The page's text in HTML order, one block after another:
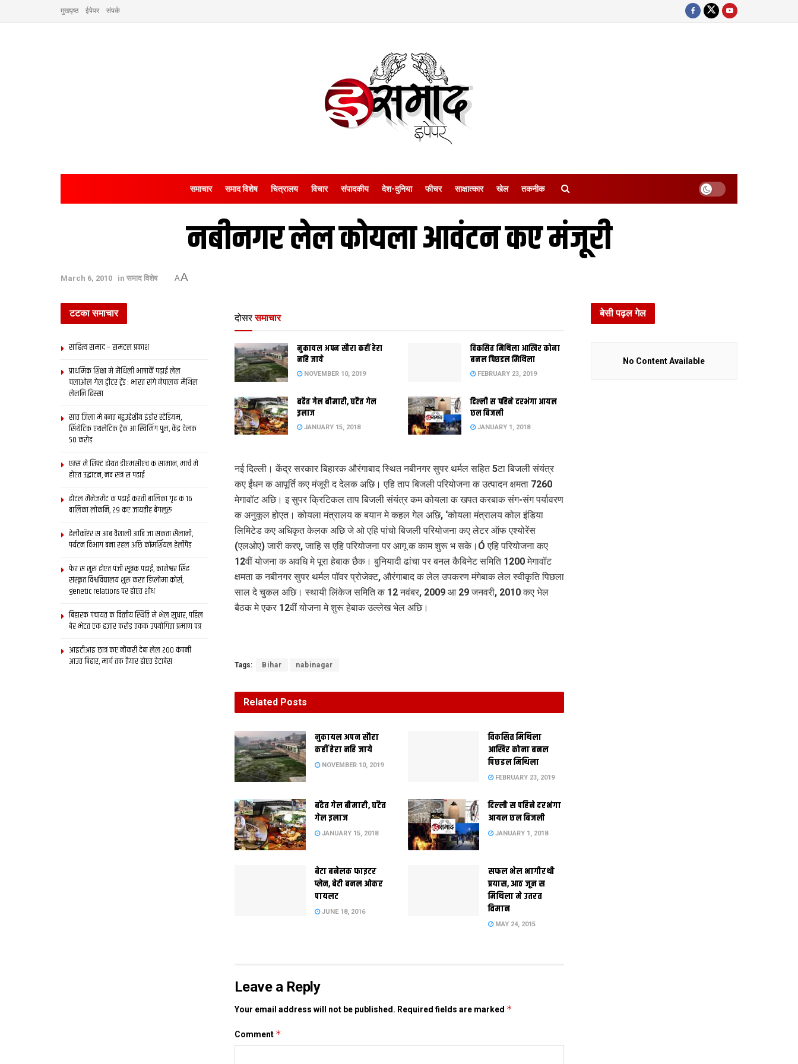
मुखपृष्ठ ईपेपर संपर्क
समाचार समाद विशेष चित्रालय विचार संपादकीय देश-दुनिया फीचर साक्षात्‍कार खेल तकनीक
नबीनगर लेल कोयला आवंटन कए मंजूरी
March 6, 2010 in समाद विशेष AA
दोसर समाचार
नुकायल अपन सौरा कहीं हेरा
नहि जाये
NOVEMBER 10, 2019
विकसित मिथिला आखिर कोना
बनल पिछडल मिथिला
FEBRUARY 23, 2019
बढैत गेल बीमारी, घटैत गेल
इलाज
JANUARY 15, 2018
दिल्‍ली स पहिने दरभंगा आयल
छल बिजली
JANUARY 1, 2018
नई दिल्ली। केंद्र सरकार बिहारक औरंगाबाद स्थित नबीनगर सुपर थर्मल सहित 5टा बिजली संयंत्र
कए ईंधन क आपूर्ति कए मंजूरी द देलक अछि। एहि ताप बिजली परियोजना क उत्पादन क्षमता 7260
मेगावॉट अछि। इ सुपर क्रिटिकल ताप बिजली संयंत्र कम कोयला क खपत करबाक संग-संग पर्यावरण
क अनुकूल होएत। कोयला मंत्रालय क बयान मे कहल गेल अछि, ‘कोयला मंत्रालय कोल इंडिया
लिमिटेड कए अधिकृत केलक अछि जे ओ एहि पांचो बिजली परियोजना कए लेटर ऑफ एश्योरेंस
(एलओए) जारी करए, जाहि स एहि परियोजना पर आगू क काम शुरू भ सके।Ó एहि परियोजना कए
12वीं योजना क अवधि मे पूरा हेबाक छैक। बुनियादी ढांचा पर बनल कैबिनेट समिति 1200 मेगावॉट
क्षमता क नबीनगर सुपर थर्मल पॉवर प्रोजेक्ट, औरंगाबाद क लेल उपकरण मंगेबाक लेल स्वीकृति पिछला
साल दे चुकल अछि। स्थायी लिंकेज समिति क 12 नवंबर, 2009 आ 29 जनवरी, 2010 कए भेल
बैठक मे एकर 12वीं योजना मे शुरू हेबाक उल्लेख भेल अछि।
Tags: Bihar nabinagar
Related Posts
नुकायल अपन सौरा
कहीं हेरा नहि जाये
NOVEMBER 10, 2019
विकसित मिथिला
आखिर कोना बनल
पिछडल मिथिला
FEBRUARY 23, 2019
बढैत गेल बीमारी, घटैत
गेल इलाज
JANUARY 15, 2018
दिल्‍ली स पहिने दरभंगा
आयल छल बिजली
JANUARY 1, 2018
बेटा बनेलक फाइटर
प्लेन, बेटी बनल ओकर
पायलट
JUNE 18, 2016
सफल भेल भागीरथी
प्रयास, आठ जून स
मिथिला मे उतरत
विमान
MAY 24, 2015
Leave a Reply
Your email address will not be published. Required fields are marked *
Comment *
टटका समाचार
साहित्य समाद – समटल प्रकाश
प्राथमिक शि‍क्षा मे मैथि‍ली भाषाकेँ पढ़ाई लेल
चलाओल गेल ट्वीटर ट्रेंड : भारत संगे नेपालक मैथिल
लेलनि हिस्सा
सात जिला मे बनत बहुउद्देशीय इंडोर स्‍टेडि‍यम,
सिंथेटिक एथलेटिक ट्रेक आ स्विमिंग पुल, केंद्र देलक
50 करोड़
एम्स मे शिफ्ट होयत डीएमसीएच क सामान, मार्च मे
होएत उद्घाटन, नव सत्र स पढाई
होटल मैनेजमेंट क पढ़ाई करती बालिका गृह क 16
बालिका लोकनि, 29 कए जायतीह बेंगलुरु
हेलीकॉप्टर स आब वैशाली आबि जा सकता सैलानी,
पर्यटन विभाग बना रहल अछि कॉमर्शियल हेलीपैड
फेर स शुरू होएत पंजी सूत्रक पढाई, कामेश्वर सिंह
संस्कृत विश्वविद्यालय शुरू करत डिप्लोमा कोर्स,
genetic relations पर होएत शोध
बिहारक पंचायत क वित्‍तीय स्थिति मे भेल सुधार, पहिल
बेर भेटत एक हजार करोड़ तकक उपयोगिता प्रमाण पत्र
आइटीआइ छात्र कए नौकरी देबा लेल 200 कंपनी
आउत बिहार, मार्च तक तैयार होएत डेटाबेस
बेसी पढ़ल गेल
No Content Available